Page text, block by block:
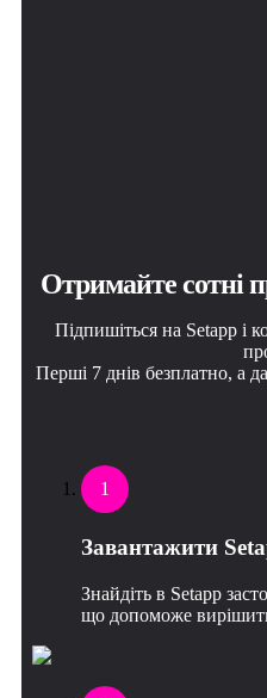
Отримайте сотні
Підпишіться на Setapp і
Перші 7 днів безплатно, а
1
Завантажити
Знайдіть в Setapp
що допоможе